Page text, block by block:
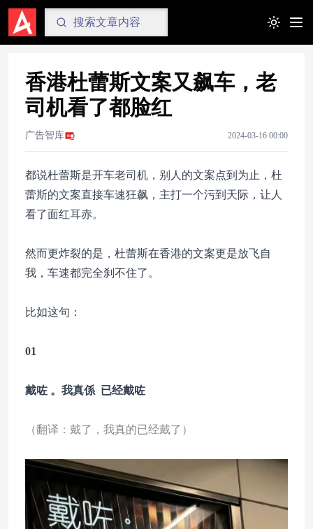
Toggle
香港杜蕾斯文案又飙车，老
司机看了都脸红
广告智库 2024-03-16 00:00
都说杜蕾斯是开车老司机，别人的文案点到为止，杜
蕾斯的文案直接车速狂飙，主打一个污到天际，让人
看了面红耳赤。
然而更炸裂的是，杜蕾斯在香港的文案更是放飞自
我，车速都完全刹不住了。
比如这句：
01
戴咗 。我真係 已经戴咗
（翻译：戴了，我真的已经戴了）